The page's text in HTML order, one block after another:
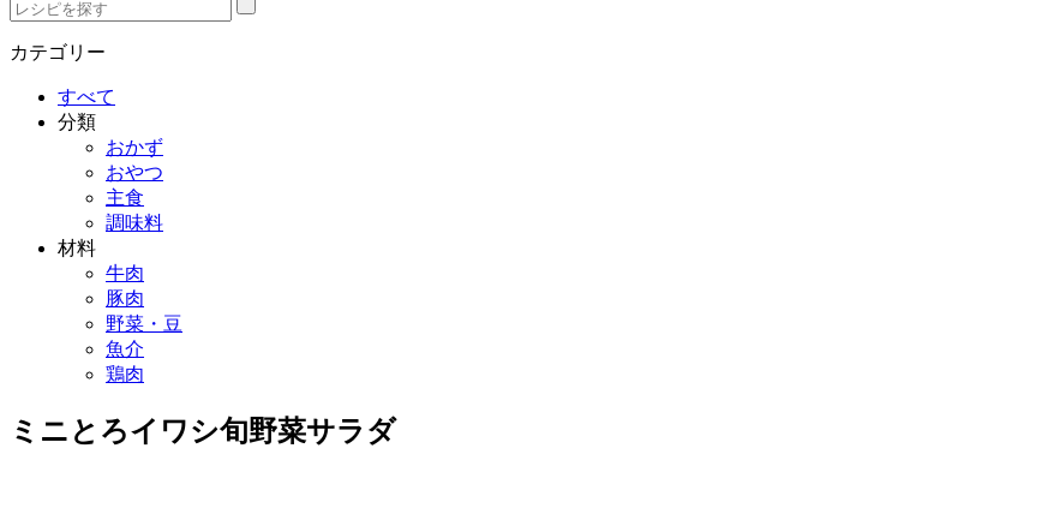
カテゴリー
すべて
分類
おかず
おやつ
主食
調味料
材料
牛肉
豚肉
野菜・豆
魚介
鶏肉
ミニとろイワシ旬野菜サラダ